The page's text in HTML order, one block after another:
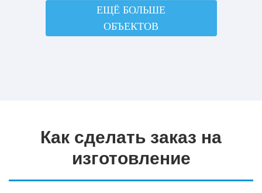
ЕЩЁ БОЛЬШЕ
ОБЪЕКТОВ
Как сделать заказ на
изготовление